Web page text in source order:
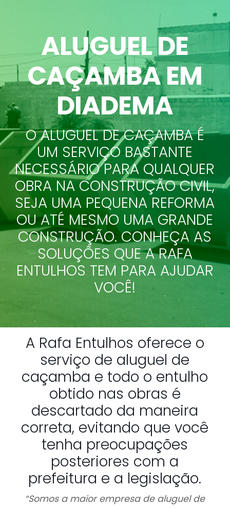
ALUGUEL DE
CAÇAMBA EM
DIADEMA
O ALUGUEL DE CAÇAMBA É
UM SERVIÇO BASTANTE
NECESSÁRIO PARA QUALQUER
OBRA NA CONSTRUÇÃO CIVIL,
SEJA UMA PEQUENA REFORMA
OU ATÉ MESMO UMA GRANDE
CONSTRUÇÃO. CONHEÇA AS
SOLUÇÕES QUE A RAFA
ENTULHOS TEM PARA AJUDAR
VOCÊ!
A Rafa Entulhos oferece o
serviço de aluguel de
caçamba e todo o entulho
obtido nas obras é
descartado da maneira
correta, evitando que você
tenha preocupações
posteriores com a
prefeitura e a legislação.
“Somos a maior empresa de aluguel de